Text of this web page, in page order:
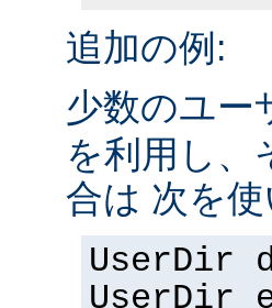
追加の例:
少数のユー
を利用し、
合は 次を
UserDir
UserDir